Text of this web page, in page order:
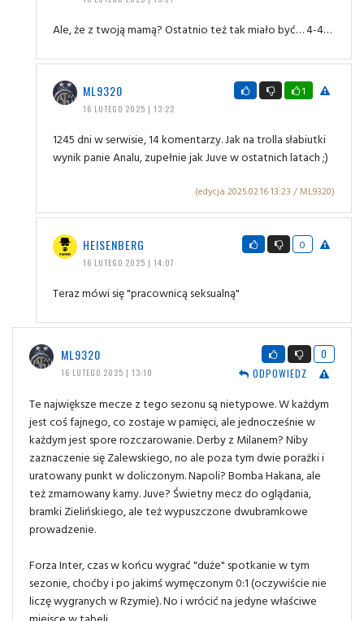
Ale, że z twoją mamą? Ostatnio też tak miało być… 4-4…
ML9320
16 LUTEGO 2025 | 13:22
1
1245 dni w serwisie, 14 komentarzy. Jak na trolla słabiutki
wynik panie Analu, zupełnie jak Juve w ostatnich latach ;)
(edycja 2025.02.16 13:23 / ML9320)
HEISENBERG
16 LUTEGO 2025 | 14:07
0
Teraz mówi się "pracownicą seksualną"
ML9320
16 LUTEGO 2025 | 13:10
0
ODPOWIEDZ
Te największe mecze z tego sezonu są nietypowe. W każdym
jest coś fajnego, co zostaje w pamięci, ale jednocześnie w
każdym jest spore rozczarowanie. Derby z Milanem? Niby
zaznaczenie się Zalewskiego, no ale poza tym dwie porażki i
uratowany punkt w doliczonym. Napoli? Bomba Hakana, ale
też zmarnowany karny. Juve? Świetny mecz do oglądania,
bramki Zielińskiego, ale też wypuszczone dwubramkowe
prowadzenie.
Forza Inter, czas w końcu wygrać "duże" spotkanie w tym
sezonie, choćby i po jakimś wymęczonym 0:1 (oczywiście nie
liczę wygranych w Rzymie). No i wrócić na jedyne właściwe